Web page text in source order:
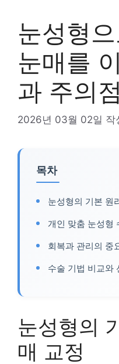
눈성형
눈매를
과 주의
2026년 03월 02일 작
목차
눈성형의 기본 원
개인 맞춤 눈성형
회복과 관리의 중
수술 기법 비교와
눈성형의
매 교정